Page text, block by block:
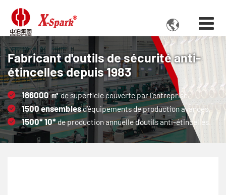

Fabricant d'outils de sécurité anti-
étincelles depuis 1983
186000㎡de superficie couverte par l'entreprise.
1500ensemblesd’équipements de production avancés.
1500*10*de production annuelle d'outils anti-étincelles.